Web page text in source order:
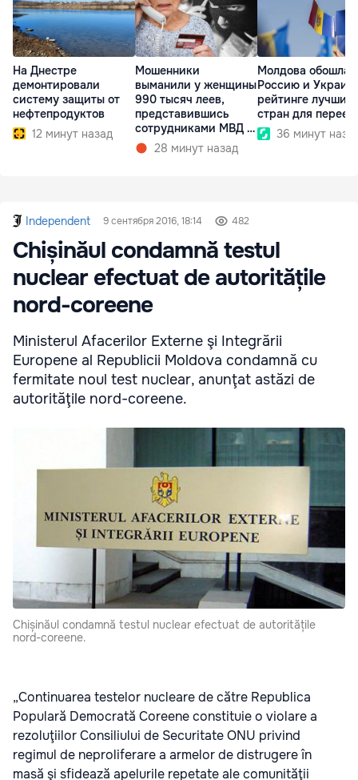
На Днестре
демонтировали
систему защиты от
нефтепродуктов
12 минут назад
Мошенники
выманили у женщины
990 тысяч леев,
представившись
сотрудниками МВД и
СИБ28 минут назад
Молдова обошла
Россию и
рейтинге лучших
стран для
36 минут
Independent 9 сентября 2016, 18:14 482
Chișinăul condamnă testul
nuclear efectuat de autoritățile
nord-coreene
Ministerul Afacerilor Externe şi Integrării
Europene al Republicii Moldova condamnă cu
fermitate noul test nuclear, anunţat astăzi de
autorităţile nord-coreene.
Chișinăul condamnă testul nuclear efectuat de autoritățile
nord-coreene.
„Continuarea testelor nucleare de către Republica
Populară Democrată Coreene constituie o violare a
rezoluţiilor Consiliului de Securitate ONU privind
regimul de neproliferare a armelor de distrugere în
masă şi sfidează apelurile repetate ale comunităţii